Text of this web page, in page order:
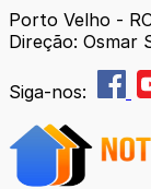
Porto Velho -
Direção: Osmar
Siga-nos: